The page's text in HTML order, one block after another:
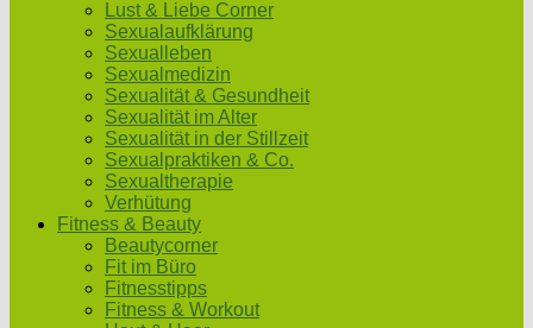
Lust & Liebe Corner
Sexualaufklärung
Sexualleben
Sexualmedizin
Sexualität & Gesundheit
Sexualität im Alter
Sexualität in der Stillzeit
Sexualpraktiken & Co.
Sexualtherapie
Verhütung
Fitness & Beauty
Beautycorner
Fit im Büro
Fitnesstipps
Fitness & Workout